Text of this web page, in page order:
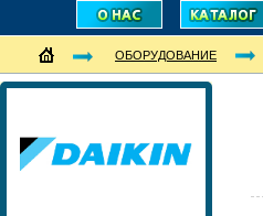
ОБОРУДОВАНИЕ